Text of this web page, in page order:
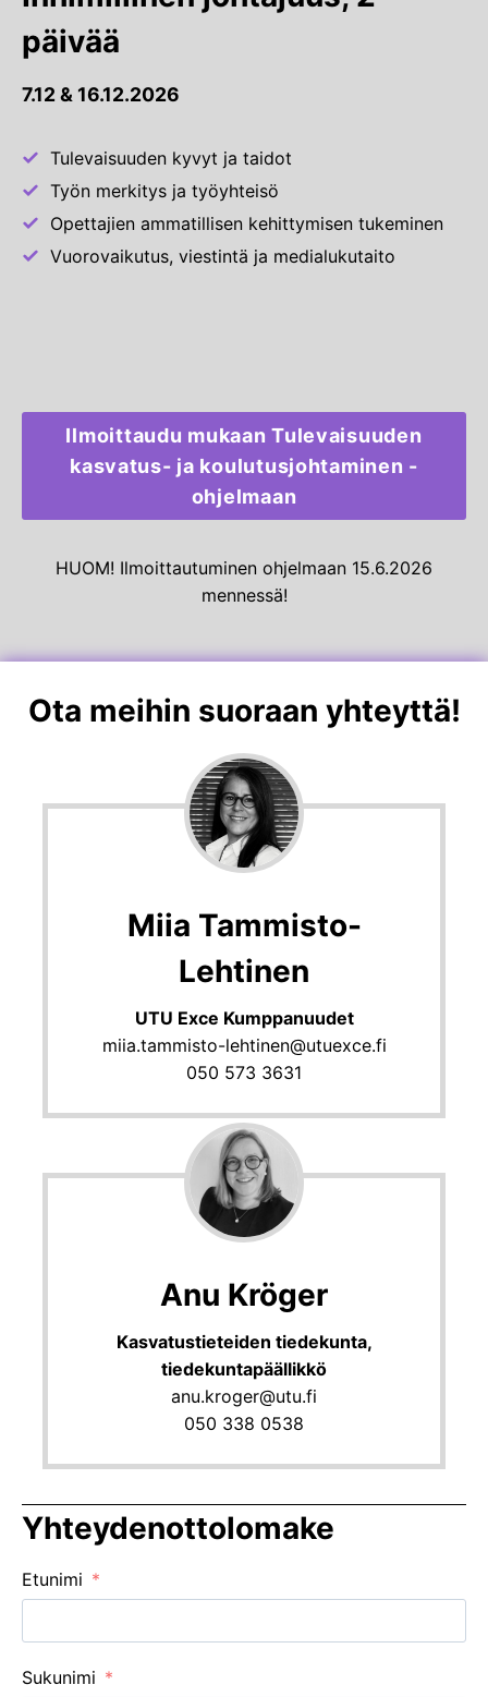
päivää
7.12 & 16.12.2026
Tulevaisuuden kyvyt ja taidot
Työn merkitys ja työyhteisö
Opettajien ammatillisen kehittymisen tukeminen
Vuorovaikutus, viestintä ja medialukutaito
Ilmoittaudu mukaan Tulevaisuuden
kasvatus- ja koulutusjohtaminen -
ohjelmaan
HUOM! Ilmoittautuminen ohjelmaan 15.6.2026
mennessä!
Ota meihin suoraan yhteyttä!
Miia Tammisto-
Lehtinen
UTU Exce Kumppanuudet
miia.tammisto-lehtinen@utuexce.fi
050 573 3631
Anu Kröger
Kasvatustieteiden tiedekunta,
tiedekuntapäällikkö
anu.kroger@utu.fi
050 338 0538
Yhteydenottolomake
Etunimi
Sukunimi